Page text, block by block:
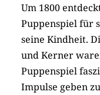
Um 1800
Puppenspiel für
seine Kindheit.
und Kerner
Puppenspiel
Impulse geben